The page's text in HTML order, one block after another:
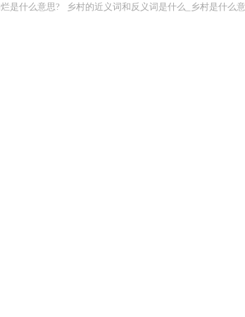
是什么意思? 乡村的近义词和反义词是什么_乡村是什么